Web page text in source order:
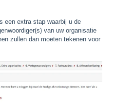
een extra stap waarbij u de
van uw organisatie
zullen dan moeten tekenen voor